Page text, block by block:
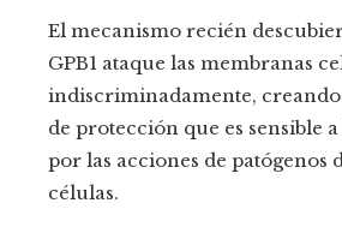
El mecanismo recién
GPB1 ataque las membranas
indiscriminadamente,
de protección que es sensible
por las acciones de patógenos
células.